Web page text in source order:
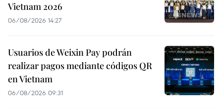
Vietnam 2026
06/08/2026 14:27
Usuarios de Weixin Pay podrán
realizar pagos mediante códigos QR
en Vietnam
06/08/2026 09:31